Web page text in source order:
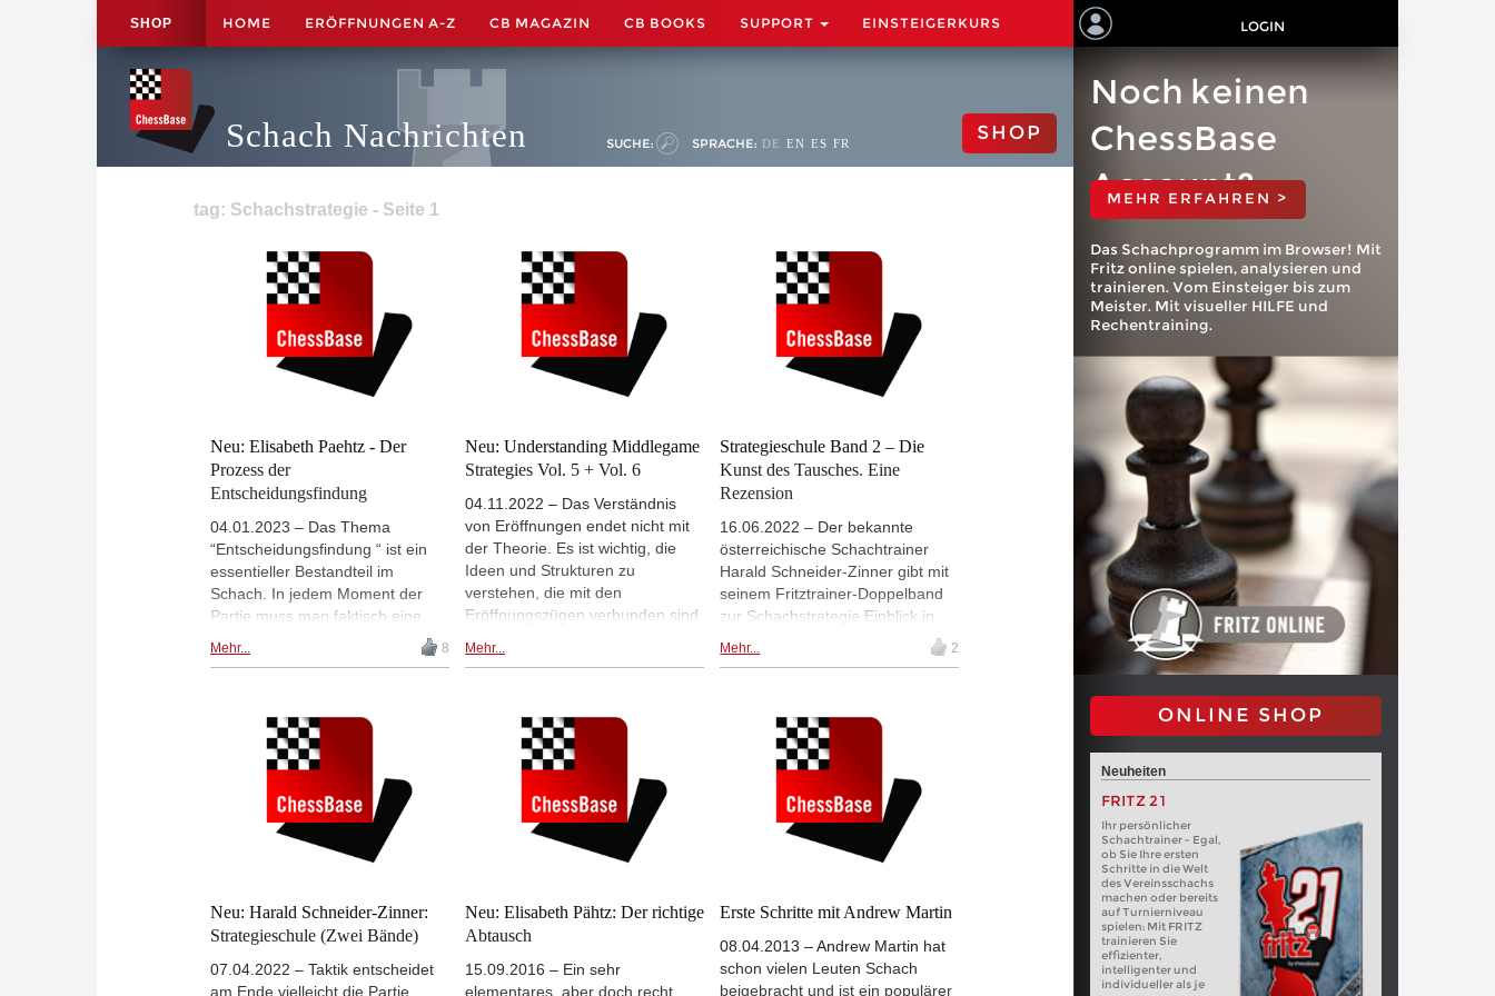
SHOP HOME ERÖFFNUNGEN A-Z CB MAGAZIN CB BOOKS SUPPORT EINSTEIGERKURS LOGIN
Schach Nachrichten SUCHE: SPRACHE: DE EN ES FR SHOP
tag: Schachstrategie - Seite 1
Neu: Elisabeth Paehtz - Der
Prozess der
Entscheidungsfindung
04.01.2023 – Das Thema
“Entscheidungsfindung “ ist ein
essentieller Bestandteil im
Schach. In jedem Moment der
Partie muss man faktisch eine
unbedingt taktischer Natur sein
Grundlagen und gute
Variantenberechnung gehören
zum Prozess der richtigen
Entscheidungsfindung. Auf ihrem
neuen Fritztrainer gibt Elisabeth
Pähtz eine Anleitung, wie man
systematisch zu den richtigen
Mehr... 8
Neu: Understanding Middlegame
Strategies Vol. 5 + Vol. 6
04.11.2022 – Das Verständnis
von Eröffnungen endet nicht mit
der Theorie. Es ist wichtig, die
Ideen und Strukturen zu
verstehen, die mit den
Eröffnungszügen verbunden sind.
Fehlern des Gegners, um einen
Mittelspiels. In diesem Videokurs
konzentrieren wir uns auf
Rossolimo- und Maroczy-
Strukturen in der Sizilianischen
Verteidigung.
Mehr...
Strategieschule Band 2 – Die
Kunst des Tausches. Eine
Rezension
16.06.2022 – Der bekannte
österreichische Schachtrainer
Harald Schneider-Zinner gibt mit
seinem Fritztrainer-Doppelband
zur Schachstrategie Einblick in
Hillebrand hat sich nun auch
Mehr... 2
Neu: Harald Schneider-Zinner:
Strategieschule (Zwei Bände)
07.04.2022 – Taktik entscheidet
am Ende vielleicht die Partie,
Neu: Elisabeth Pähtz: Der richtige
Abtausch
15.09.2016 – Ein sehr
elementares, aber doch recht
Erste Schritte mit Andrew Martin
08.04.2013 – Andrew Martin hat
schon vielen Leuten Schach
beigebracht und ist ein populärer
Noch keinen
ChessBase
Account?
MEHR ERFAHREN >
Das Schachprogramm im Browser! Mit
Fritz online spielen, analysieren und
trainieren. Vom Einsteiger bis zum
Meister. Mit visueller HILFE und
Rechentraining.
ONLINE SHOP
Neuheiten
FRITZ 21
Ihr persönlicher
Schachtrainer - Egal,
ob Sie Ihre ersten
Schritte in die Welt
des Vereinsschachs
machen oder bereits
auf Turnierniveau
spielen: Mit FRITZ
trainieren Sie
effizienter,
intelligenter und
individueller als je